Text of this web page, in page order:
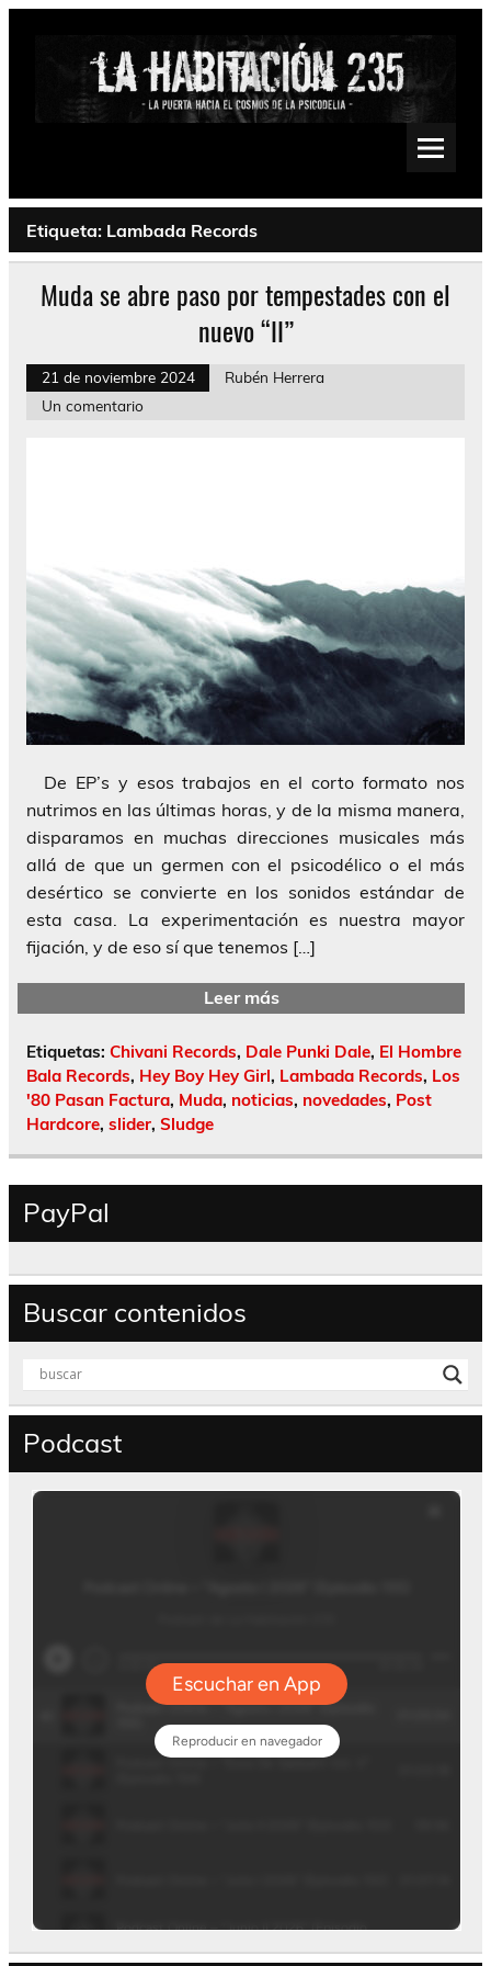
Saltar
Psychedelic, Stoner, Doom, Sludge, Fuzz, Space, Drone
Etiqueta: Lambada Records
Muda se abre paso por tempestades con el
nuevo “II”
21 de noviembre 2024
Rubén Herrera
Un comentario
De EP’s y esos trabajos en el corto formato nos
nutrimos en las últimas horas, y de la misma manera,
disparamos en muchas direcciones musicales más
allá de que un germen con el psicodélico o el más
desértico se convierte en los sonidos estándar de
esta casa. La experimentación es nuestra mayor
fijación, y de eso sí que tenemos […]
Leer más
Etiquetas: Chivani Records, Dale Punki Dale, El Hombre
Bala Records, Hey Boy Hey Girl, Lambada Records, Los
'80 Pasan Factura, Muda, noticias, novedades, Post
Hardcore, slider, Sludge
PayPal
Buscar contenidos
Podcast